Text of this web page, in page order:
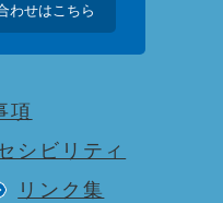
わせはこちら
項
シビリティ
リンク集